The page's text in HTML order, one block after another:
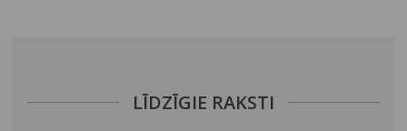
LĪDZĪGIE RAKSTI